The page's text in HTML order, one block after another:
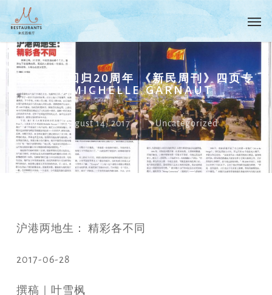
to
main
content
纪念香港回归20周年 《新民周刊》四页专
访MICHELLE GARNAUT
By M August 14, 2017 Uncategorized
沪港两地生： 精彩各不同
2017-06-28
撰稿｜叶雪枫